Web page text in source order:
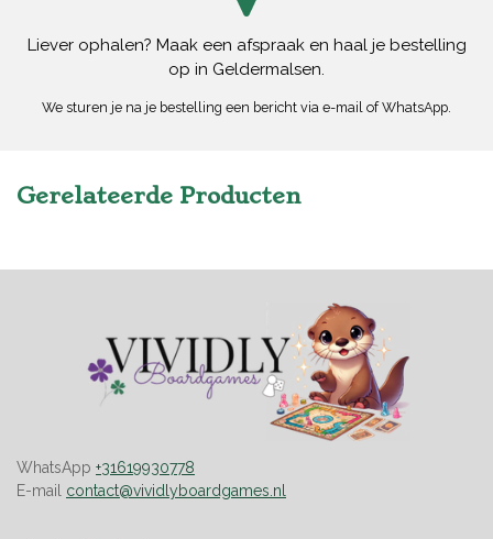
Liever ophalen? Maak een afspraak en haal je bestelling
op in Geldermalsen.
We sturen je na je bestelling een bericht via e-mail of WhatsApp.
Gerelateerde Producten
WhatsApp +31619930778
E-mail contact@vividlyboardgames.nl